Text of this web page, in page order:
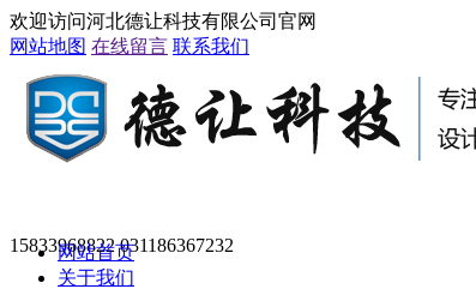
欢迎访问河北德让科技有限公司官网
网站地图 在线留言 联系我们
15833968822 031186367232
网站首页
关于我们